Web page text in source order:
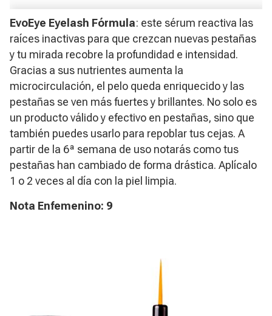
EvoEye Eyelash Fórmula: este sérum reactiva las
raíces inactivas para que crezcan nuevas pestañas
y tu mirada recobre la profundidad e intensidad.
Gracias a sus nutrientes aumenta la
microcirculación, el pelo queda enriquecido y las
pestañas se ven más fuertes y brillantes. No solo es
un producto válido y efectivo en pestañas, sino que
también puedes usarlo para repoblar tus cejas. A
partir de la 6ª semana de uso notarás como tus
pestañas han cambiado de forma drástica. Aplícalo
1 o 2 veces al día con la piel limpia.
Nota Enfemenino: 9